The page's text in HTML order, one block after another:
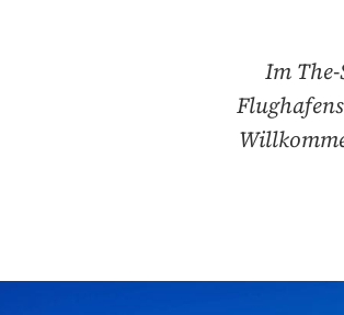
Im